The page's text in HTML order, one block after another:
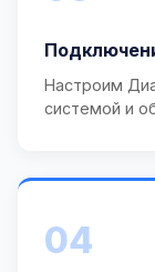
Настроим
системой и
04